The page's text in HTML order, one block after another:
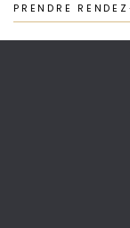
PRENDRE